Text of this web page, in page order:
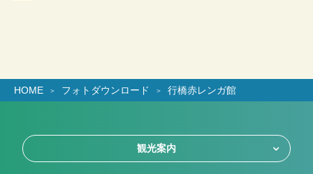
HOME フォトダウンロード 行橋赤レンガ館
観光案内